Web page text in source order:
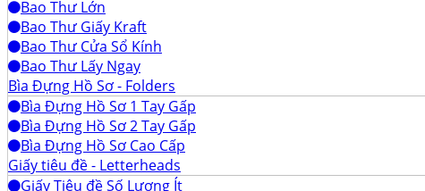
Bao Thư Lớn
Bao Thư Giấy Kraft
Bao Thư Cửa Sổ Kính
Bao Thư Lấy Ngay
Bìa Đựng Hồ Sơ - Folders
Bìa Đựng Hồ Sơ 1 Tay Gấp
Bìa Đựng Hồ Sơ 2 Tay Gấp
Bìa Đựng Hồ Sơ Cao Cấp
Giấy tiêu đề - Letterheads
Giấy Tiêu đề Số Lượng Ít